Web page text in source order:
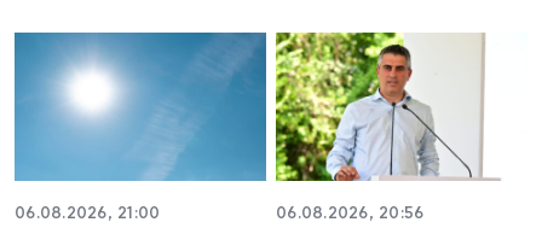
06.08.2026, 21:00 06.08.2026, 20:56